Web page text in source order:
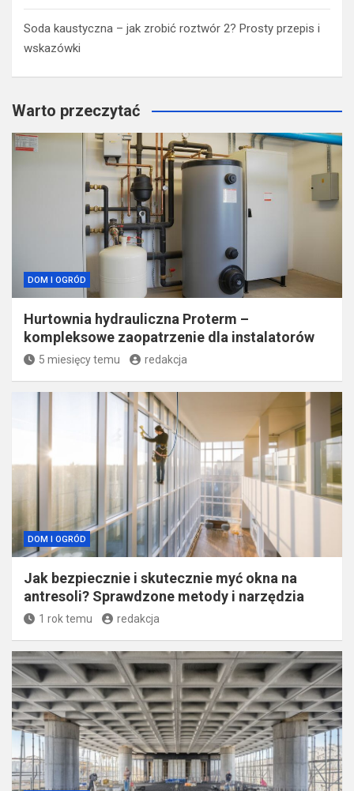
Soda kaustyczna – jak zrobić roztwór 2? Prosty przepis i
wskazówki
Warto przeczytać
DOM I OGRÓD
Hurtownia hydrauliczna Proterm –
kompleksowe zaopatrzenie dla instalatorów
5 miesięcy temu redakcja
DOM I OGRÓD
Jak bezpiecznie i skutecznie myć okna na
antresoli? Sprawdzone metody i narzędzia
1 rok temu redakcja